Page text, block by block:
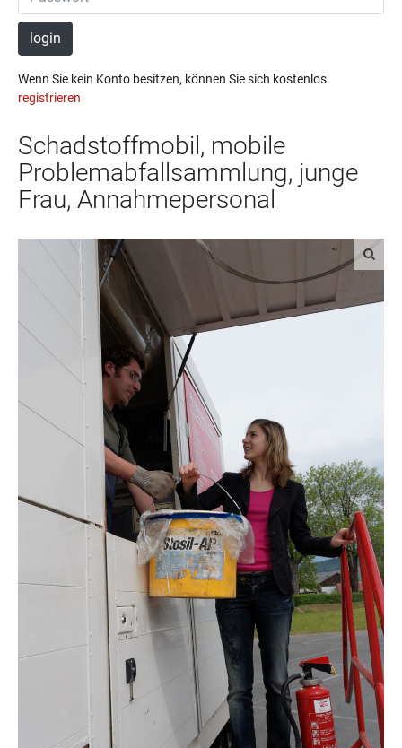
login
Wenn Sie kein Konto besitzen, können Sie sich kostenlos
registrieren
Schadstoffmobil, mobile
Problemabfallsammlung, junge
Frau, Annahmepersonal